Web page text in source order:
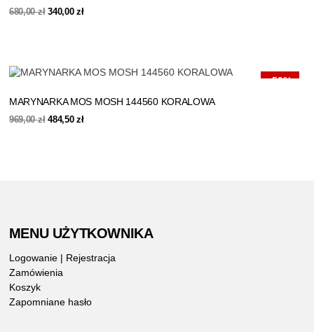
680,00zł Pierwotna
340,00złAktualna
-50%
MARYNARKA MOS MOSH 144560 KORALOWA
969,00zł Pierwotna
484,50złAktualna
MENU UŻYTKOWNIKA
Logowanie | Rejestracja
Zamówienia
Koszyk
Zapomniane hasło